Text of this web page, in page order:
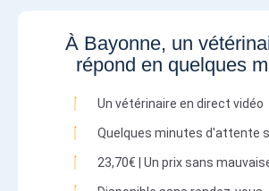
À Bayonne, un
répond en quelques
Un vétérinaire en direct vidéo
Quelques minutes d'attente
23,70€ | Un prix sans